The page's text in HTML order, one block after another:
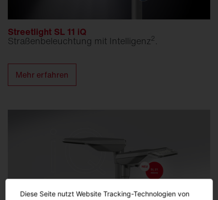
Streetlight SL 11 iQ
Straßen­beleuchtung mit Intelligenz2 .
Mehr erfahren
Diese Seite nutzt Website Tracking-Technologien von